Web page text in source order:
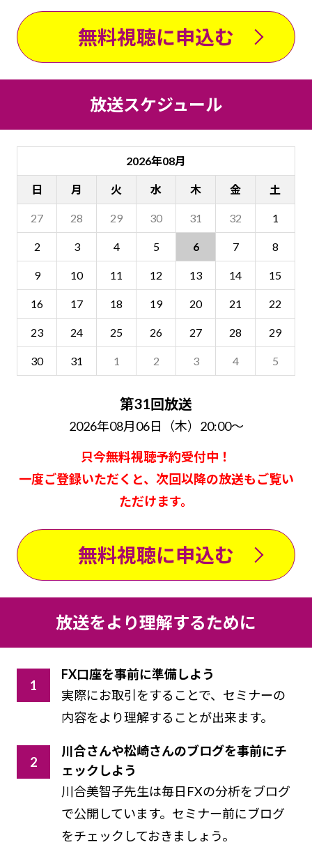
無料視聴に申込む
放送スケジュール
2026年08月
日 月 火 水 木 金 土
27 28 29 30 31 32 1
2 3 4 5 6 7 8
9 10 11 12 13 14 15
16 17 18 19 20 21 22
23 24 25 26 27 28 29
30 31 1 2 3 4 5
第31回放送
2026年08月06日（木）20:00～
只今無料視聴予約受付中！
一度ご登録いただくと、次回以降の放送もご覧い
ただけます。
無料視聴に申込む
放送をより理解するために
FX口座を事前に準備しよう
実際にお取引をすることで、セミナーの
内容をより理解することが出来ます。
川合さんや松崎さんのブログを事前にチ
ェックしよう
川合美智子先生は毎日FXの分析をブログ
で公開しています。セミナー前にブログ
をチェックしておきましょう。